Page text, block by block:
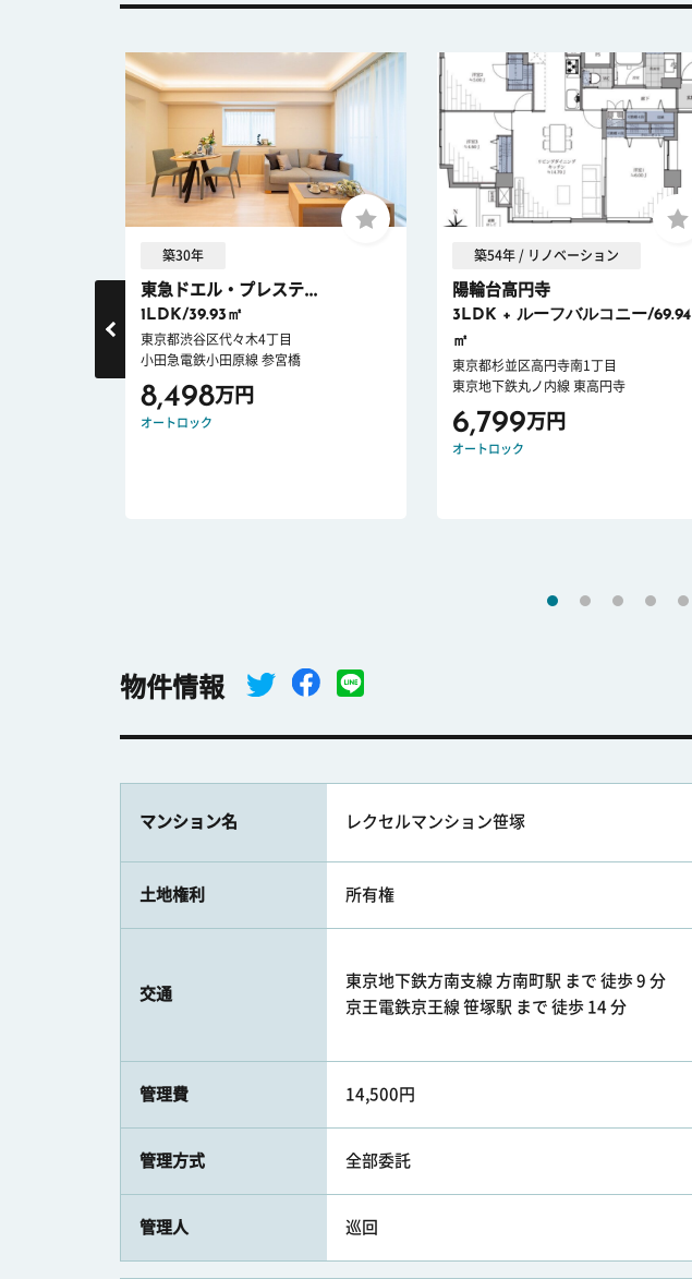
築30年
東急ドエル・プレステ...
1LDK/39.93㎡
東京都渋谷区代々木4丁目
小田急電鉄小田原線 参宮橋
8,498万円
オートロック
築54年 / リノベーション
陽輪台高円寺
3LDK + ルーフバルコニー/69.94
㎡
東京都杉並区高円寺南1丁目
東京地下鉄丸ノ内線 東高円寺
6,799万円
オートロック
物件情報
マンション名 レクセルマンション笹塚
土地権利 所有権
交通
東京地下鉄方南支線 方南町駅 まで 徒歩 9 分
京王電鉄京王線 笹塚駅 まで 徒歩 14 分
管理費 14,500円
管理方式 全部委託
管理人 巡回